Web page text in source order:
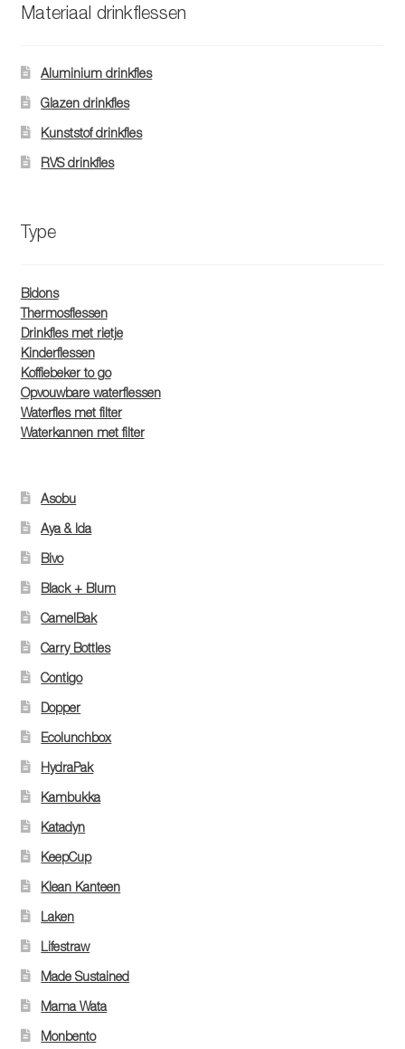
Materiaal drinkflessen
Aluminium drinkfles
Glazen drinkfles
Kunststof drinkfles
RVS drinkfles
Type
Bidons
Thermosflessen
Drinkfles met rietje
Kinderflessen
Koffiebeker to go
Opvouwbare waterflessen
Waterfles met filter
Waterkannen met filter
Asobu
Aya & Ida
Bivo
Black + Blum
CamelBak
Carry Bottles
Contigo
Dopper
Ecolunchbox
HydraPak
Kambukka
Katadyn
KeepCup
Klean Kanteen
Laken
Lifestraw
Made Sustained
Mama Wata
Monbento